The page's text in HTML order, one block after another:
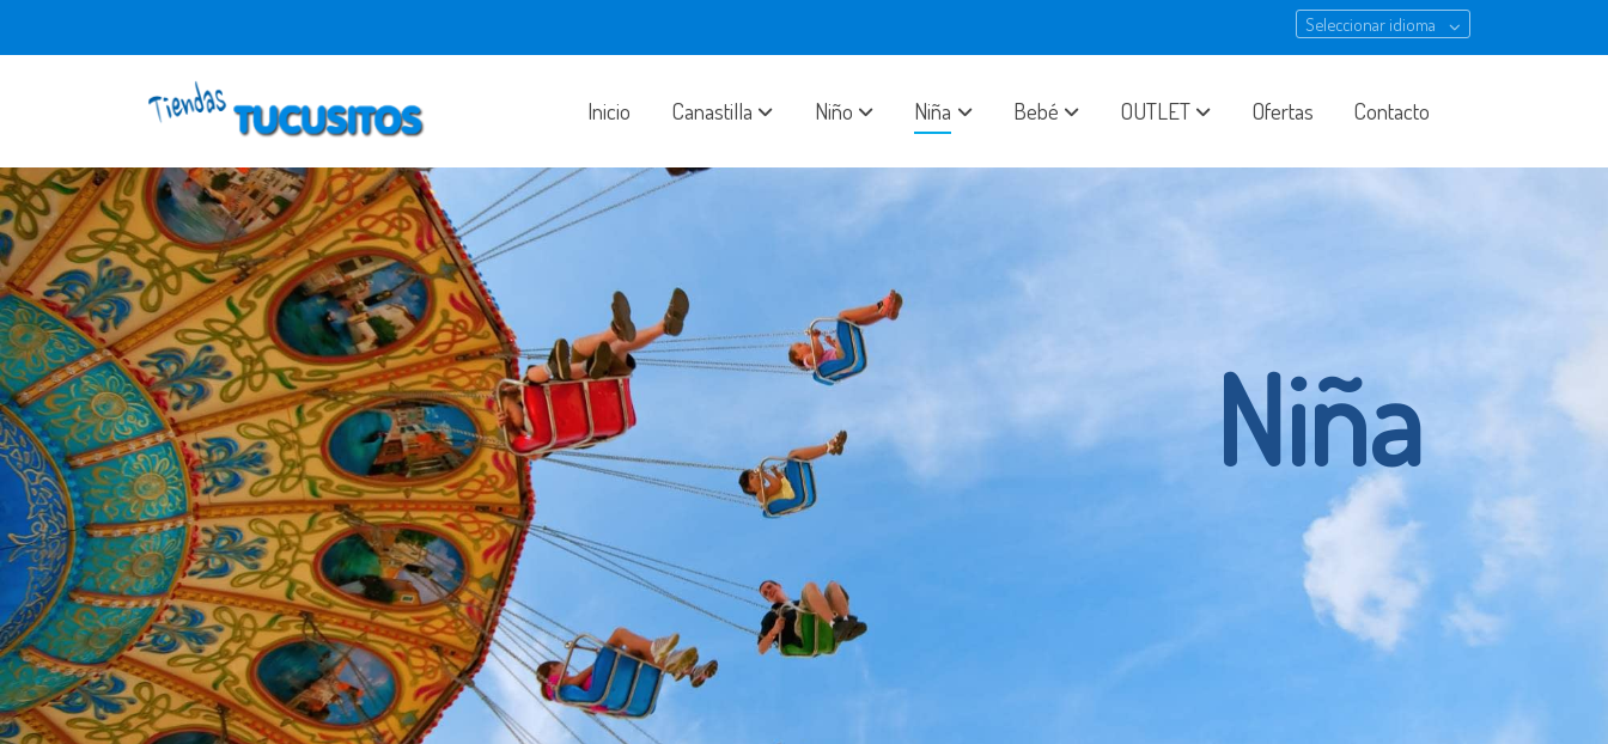
Seleccionar idioma
Inicio Canastilla Niño Niña Bebé OUTLET Ofertas Contacto
Niña